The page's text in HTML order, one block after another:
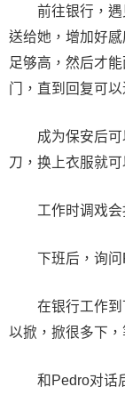
前往银行，
送给她，增加好
足够高，然后才
门，直到回复可
成为保安后
刀，换上衣服就
工作时调戏
下班后，询
在银行工作
以掀，掀很多下
和Pedro对话